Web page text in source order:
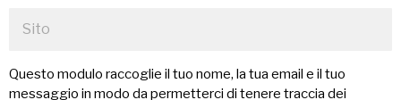
Questo modulo raccoglie il tuo nome, la tua email e il tuo
messaggio in modo da permetterci di tenere traccia dei